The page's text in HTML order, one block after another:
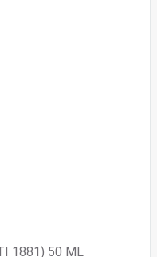
1881) 50 ML